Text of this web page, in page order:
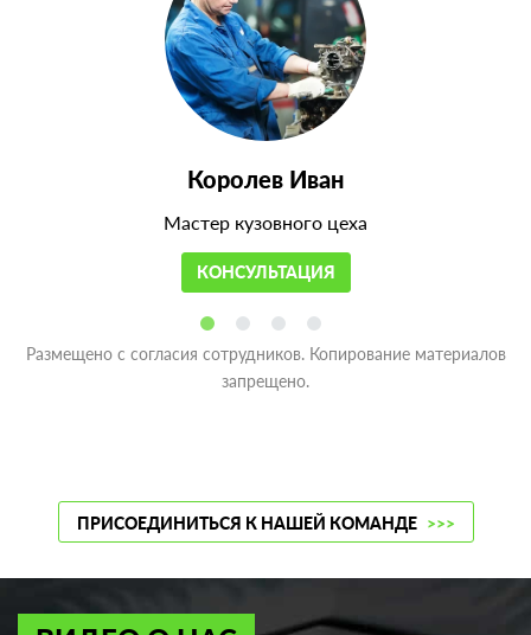
Королев Иван
Мастер кузовного цеха
КОНСУЛЬТАЦИЯ
Размещено с согласия сотрудников. Копирование материалов
запрещено.
ПРИСОЕДИНИТЬСЯ К НАШЕЙ КОМАНДЕ >>>